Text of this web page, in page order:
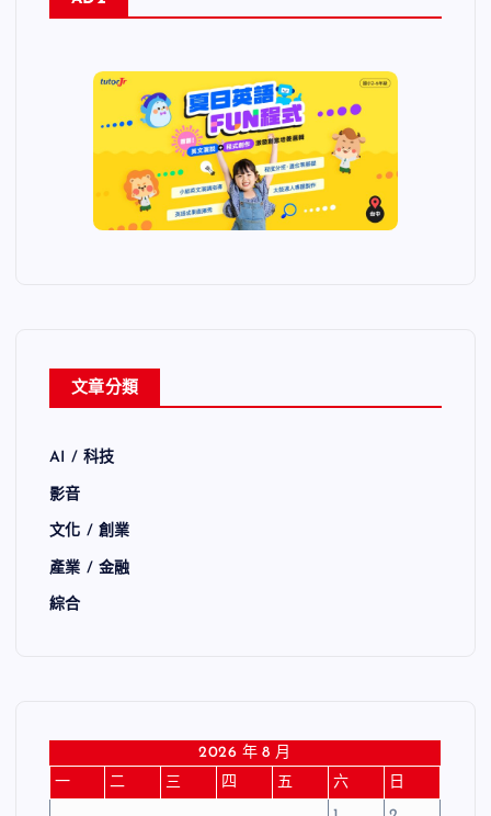
文章分類
AI / 科技
影音
文化 / 創業
產業 / 金融
綜合
2026 年 8 月
一
二 三 四 五 六
日